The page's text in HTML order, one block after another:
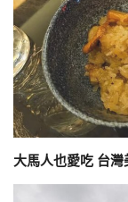
大馬人也愛吃 台